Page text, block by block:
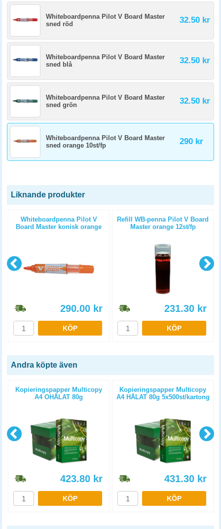
Whiteboardpenna Pilot V Board Master
sned röd
32.50 kr
Whiteboardpenna Pilot V Board Master
sned blå
32.50 kr
Whiteboardpenna Pilot V Board Master
sned grön
32.50 kr
Whiteboardpenna Pilot V Board Master
sned orange 10st/fp
290 kr
Liknande produkter
Whiteboardpenna Pilot V
Board Master konisk orange
290.00 kr
KÖP
Refill WB-penna Pilot V Board
Master orange 12st/fp
231.30 kr
KÖP
Andra köpte även
Kopieringspapper Multicopy
A4 OHÅLAT 80g
423.80 kr
KÖP
Kopieringspapper Multicopy
A4 HÅLAT 80g 5x500st/kartong
431.30 kr
KÖP